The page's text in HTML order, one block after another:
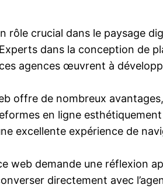
rôle crucial dans le paysage
dans la conception de
agences œuvrent à
offre de nombreux
en ligne
excellente expérience de
web demande une réflexion
directement avec